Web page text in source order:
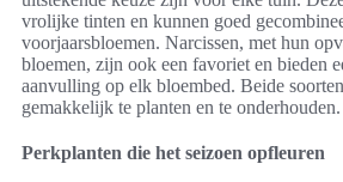
vrolijke tinten en kunnen goed
voorjaarsbloemen. Narcissen, met hun
bloemen, zijn ook een favoriet en bieden
aanvulling op elk bloembed. Beide
gemakkelijk te planten en te onderhouden.
Perkplanten die het seizoen opfleuren